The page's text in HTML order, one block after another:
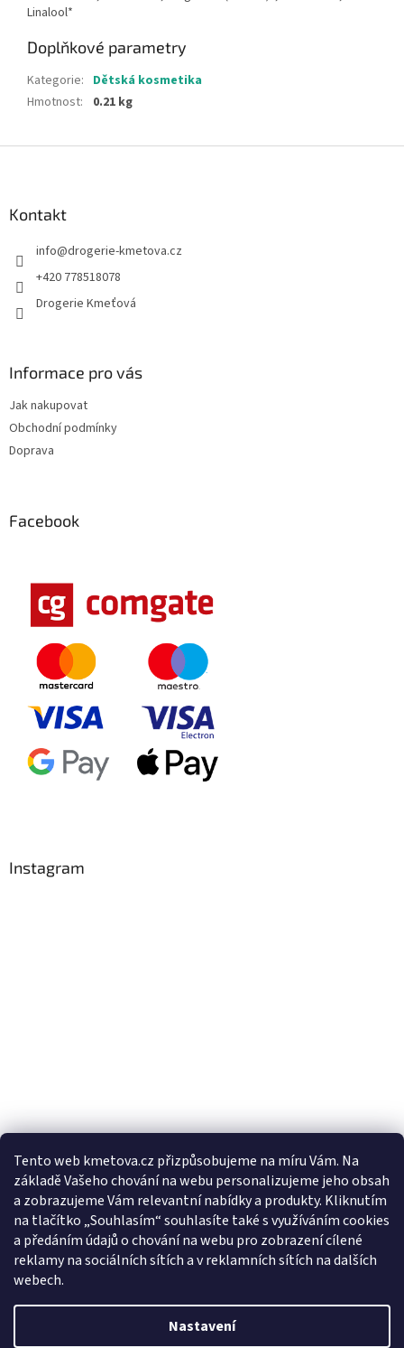
Tento web kmetova.cz přizpůsobujeme na míru Vám. Na
základě Vašeho chování na webu personalizujeme jeho obsah
a zobrazujeme Vám relevantní nabídky a produkty. Kliknutím
na tlačítko „Souhlasím“ souhlasíte také s využíváním cookies
a předáním údajů o chování na webu pro zobrazení cílené
reklamy na sociálních sítích a v reklamních sítích na dalších
webech.
Nastavení
Linalool*
Doplňkové parametry
Kategorie: Dětská kosmetika
Hmotnost: 0.21 kg
Kontakt
info@drogerie-kmetova.cz
+420 778518078
Drogerie Kmeťová
Informace pro vás
Jak nakupovat
Obchodní podmínky
Doprava
Facebook
Instagram
Sledovat na Instagramu
Facebooková stránka
Vytvořil Shoptet